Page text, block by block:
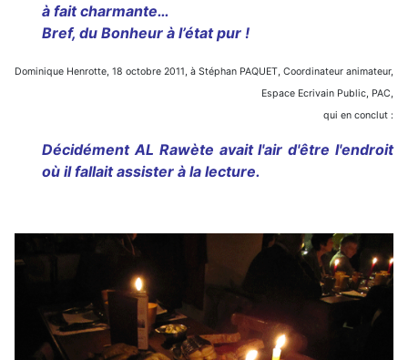
à fait charmante…
Bref, du Bonheur à l’état pur !
Dominique Henrotte, 18 octobre 2011, à Stéphan PAQUET, Coordinateur animateur,
Espace Ecrivain Public, PAC,
qui en conclut :
Décidément AL Rawète avait l'air d'être l'endroit
où il fallait assister à la lecture.